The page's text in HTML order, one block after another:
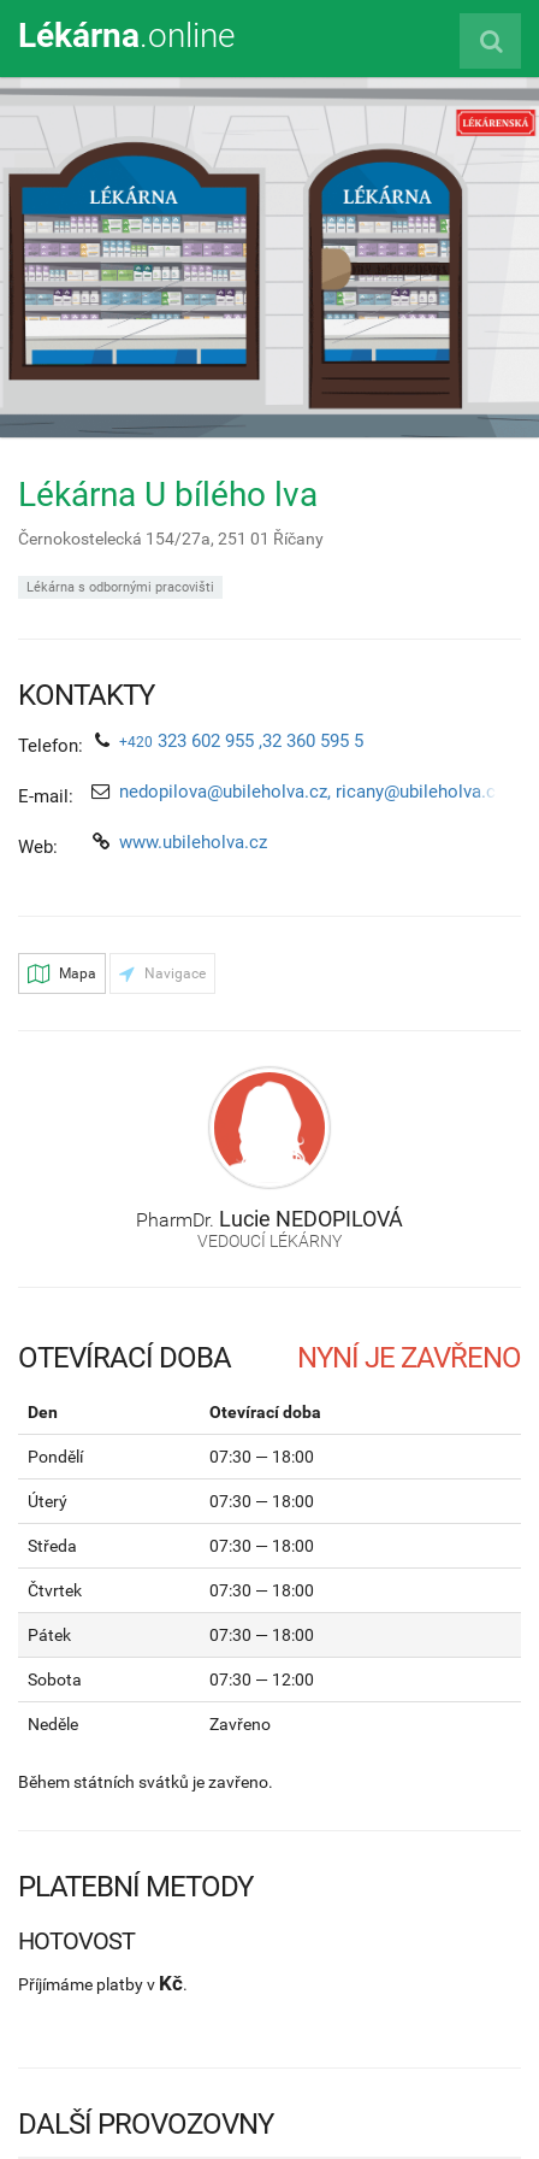
Lékárna.online
Lékárna U bílého lva
Černokostelecká 154/27a, 251 01 Říčany
Lékárna s odbornými pracovišti
KONTAKTY
Telefon: +420 323 602 955 ,32 360 595 5
E-mail: nedopilova@ubileholva.cz, ricany@ubileholva.cz
Web: www.ubileholva.cz
Mapa Navigace
PharmDr. Lucie NEDOPILOVÁ
VEDOUCÍ LÉKÁRNY
OTEVÍRACÍ DOBA
Den Otevírací doba
Pondělí 07:30 — 18:00
Úterý 07:30 — 18:00
Středa 07:30 — 18:00
Čtvrtek 07:30 — 18:00
Pátek 07:30 — 18:00
Sobota 07:30 — 12:00
Neděle Zavřeno
Během státních svátků je zavřeno.
PLATEBNÍ METODY
HOTOVOST
Příjímáme platby v Kč.
DALŠÍ PROVOZOVNY